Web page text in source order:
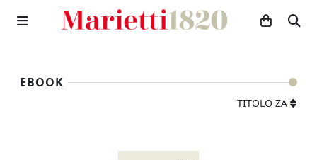
EBOOK
TITOLO ZA